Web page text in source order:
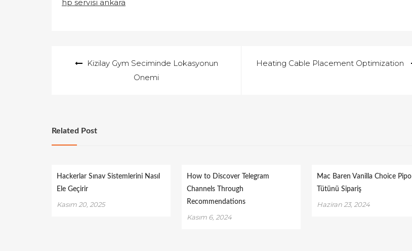
hp servisi ankara
gezinmesi
Kizilay Gym Seciminde Lokasyonun
Onemi
Heating Cable Placement Optimization
Related Post
Hackerlar Sınav Sistemlerini Nasıl
Ele Geçirir
Kasım 20, 2025
How to Discover Telegram
Channels Through
Recommendations
Kasım 6, 2024
Mac Baren Vanilla Choice Pipo
Tütünü Sipariş
Haziran 23, 2024